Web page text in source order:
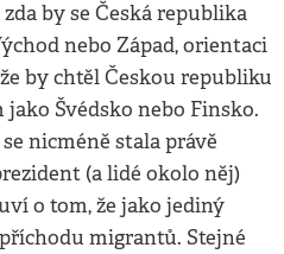
by se Česká republika
nebo Západ, orientaci
by chtěl Českou republiku
Švédsko nebo Finsko.
nicméně stala právě
(a lidé okolo něj)
o tom, že jako jediný
migrantů. Stejné